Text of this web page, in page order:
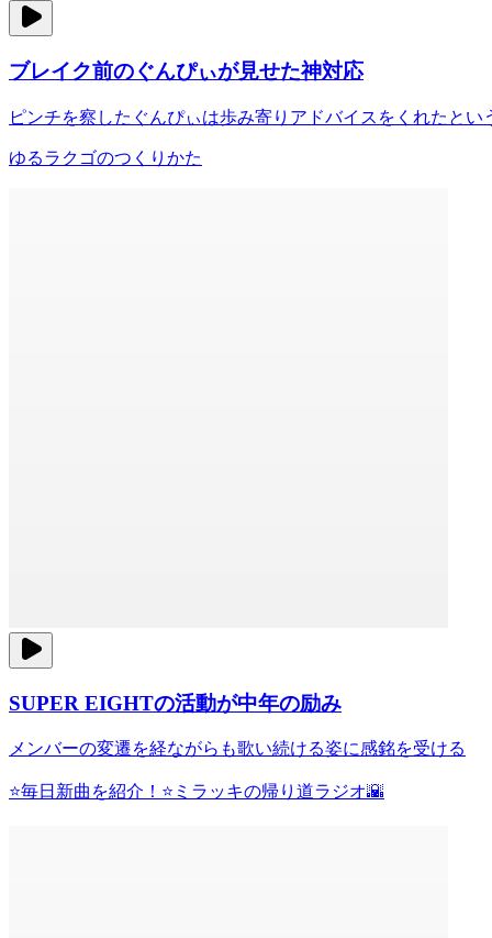
ブレイク前のぐんぴぃが見せた神対応
ピンチを察したぐんぴぃは歩み寄りアドバイスをくれたとい
ゆるラクゴのつくりかた
SUPER EIGHTの活動が中年の励み
メンバーの変遷を経ながらも歌い続ける姿に感銘を受ける
⭐️毎日新曲を紹介！⭐️ミラッキの帰り道ラジオ🌇